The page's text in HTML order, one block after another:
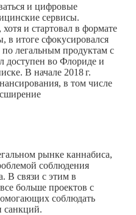
и цифровые
сервисы.
и стартовал в формате
в итоге сфокусировался
по легальным продуктам с
доступен во Флориде и
В начале 2018 г.
в том числе
рынке каннабиса,
соблюдения
В связи с этим в
больше проектов с
соблюдать
санкций.